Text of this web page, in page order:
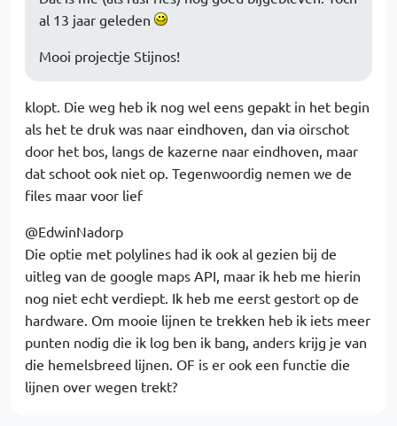
al 13 jaar geleden
Mooi projectje Stijnos!
klopt. Die weg heb ik nog wel eens gepakt in het begin
als het te druk was naar eindhoven, dan via oirschot
door het bos, langs de kazerne naar eindhoven, maar
dat schoot ook niet op. Tegenwoordig nemen we de
files maar voor lief
@EdwinNadorp
Die optie met polylines had ik ook al gezien bij de
uitleg van de google maps API, maar ik heb me hierin
nog niet echt verdiept. Ik heb me eerst gestort op de
hardware. Om mooie lijnen te trekken heb ik iets meer
punten nodig die ik log ben ik bang, anders krijg je van
die hemelsbreed lijnen. OF is er ook een functie die
lijnen over wegen trekt?